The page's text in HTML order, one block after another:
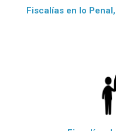
Fiscalías en lo